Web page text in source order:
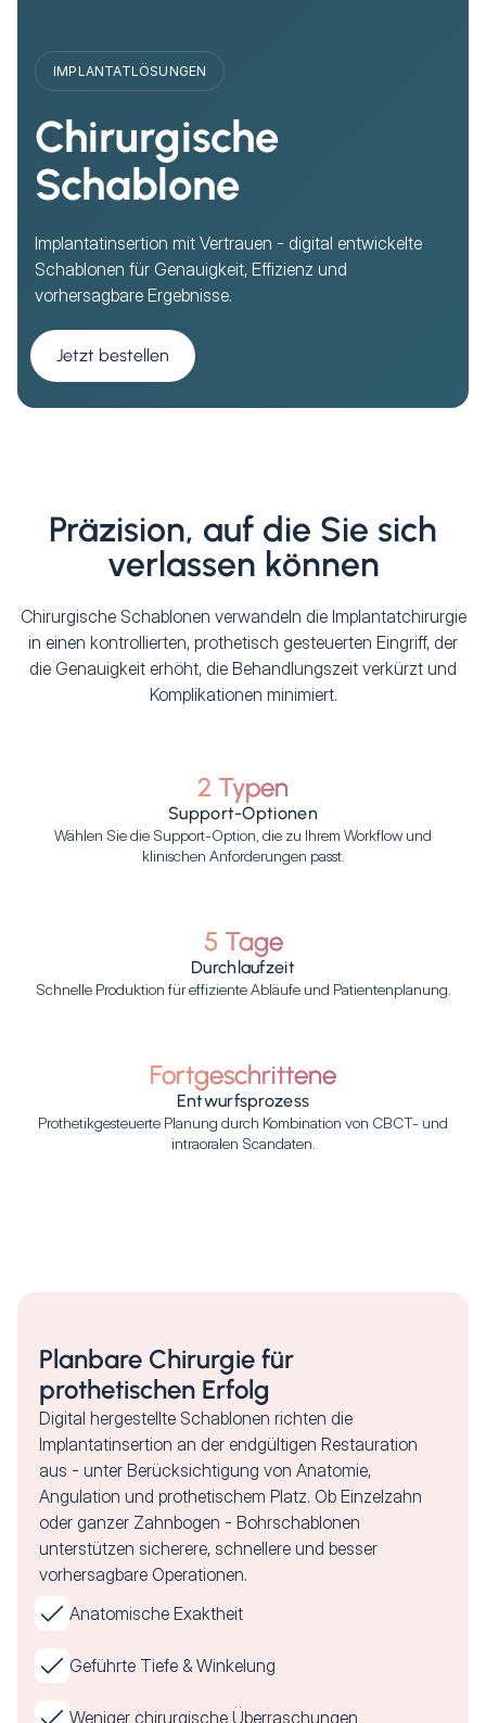
IMPLANTATLÖSUNGEN
Chirurgische
Schablone
Implantatinsertion mit Vertrauen - digital entwickelte
Schablonen für Genauigkeit, Effizienz und
vorhersagbare Ergebnisse.
Jetzt bestellen
Präzision, auf die Sie sich
verlassen können
Chirurgische Schablonen verwandeln die Implantatchirurgie
in einen kontrollierten, prothetisch gesteuerten Eingriff, der
die Genauigkeit erhöht, die Behandlungszeit verkürzt und
Komplikationen minimiert.
2 Typen
Support-Optionen
Wählen Sie die Support-Option, die zu Ihrem Workflow und
klinischen Anforderungen passt.
5 Tage
Durchlaufzeit
Schnelle Produktion für effiziente Abläufe und Patientenplanung.
Fortgeschrittene
Entwurfsprozess
Prothetikgesteuerte Planung durch Kombination von CBCT- und
intraoralen Scandaten.
Planbare Chirurgie für
prothetischen Erfolg
Digital hergestellte Schablonen richten die
Implantatinsertion an der endgültigen Restauration
aus - unter Berücksichtigung von Anatomie,
Angulation und prothetischem Platz. Ob Einzelzahn
oder ganzer Zahnbogen - Bohrschablonen
unterstützen sicherere, schnellere und besser
vorhersagbare Operationen.
Anatomische Exaktheit
Geführte Tiefe & Winkelung
Weniger chirurgische Überraschungen